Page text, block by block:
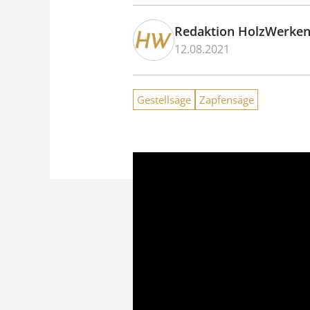
Redaktion HolzWerken
12.08.2021
Gestellsäge Zapfensäge